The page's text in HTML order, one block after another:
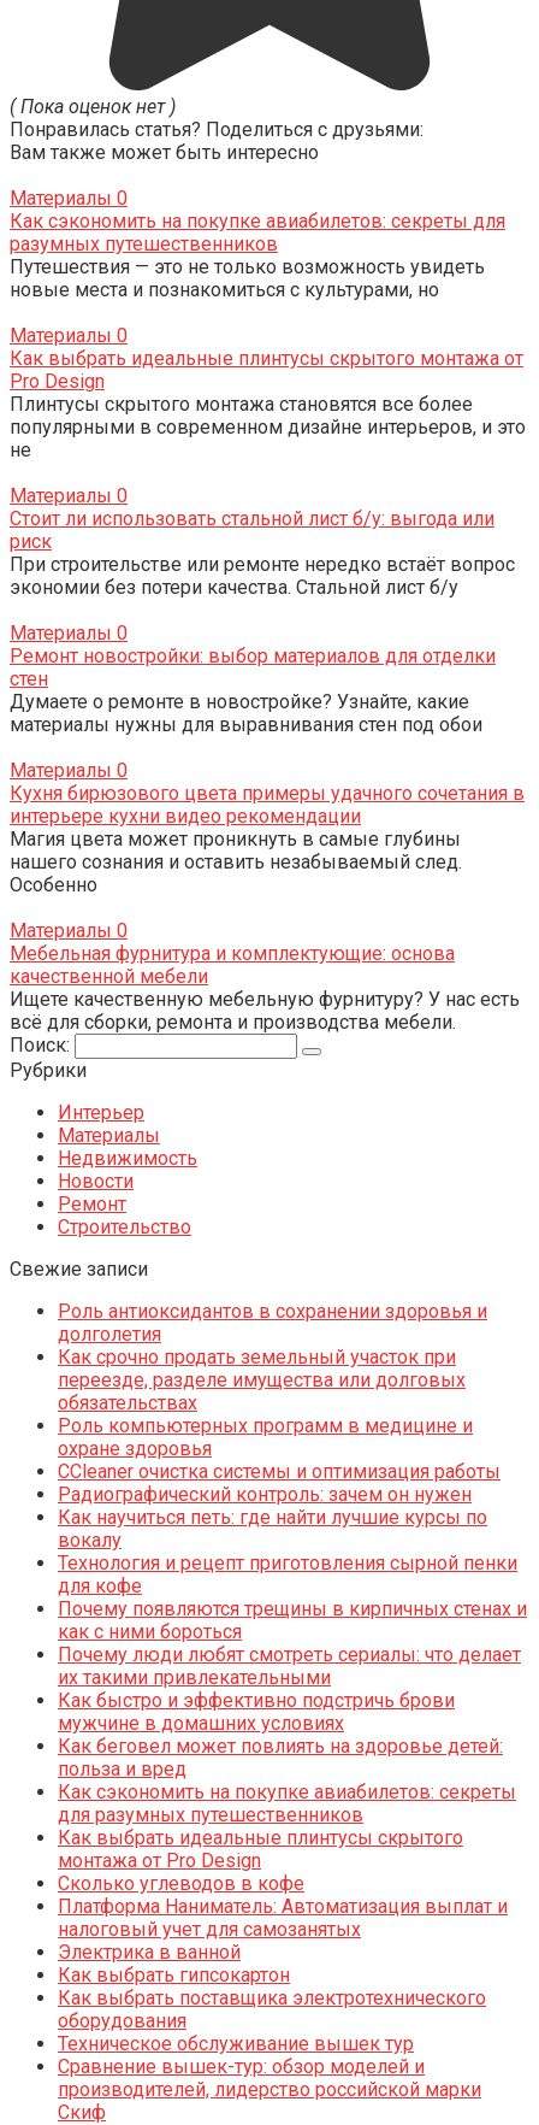
( Пока оценок нет )
Понравилась статья? Поделиться с друзьями:
Вам также может быть интересно
Материалы 0
Как сэкономить на покупке авиабилетов: секреты для
разумных путешественников
Путешествия — это не только возможность увидеть
новые места и познакомиться с культурами, но
Материалы 0
Как выбрать идеальные плинтусы скрытого монтажа от
Pro Design
Плинтусы скрытого монтажа становятся все более
популярными в современном дизайне интерьеров, и это
не
Материалы 0
Стоит ли использовать стальной лист б/у: выгода или
риск
При строительстве или ремонте нередко встаёт вопрос
экономии без потери качества. Стальной лист б/у
Материалы 0
Ремонт новостройки: выбор материалов для отделки
стен
Думаете о ремонте в новостройке? Узнайте, какие
материалы нужны для выравнивания стен под обои
Материалы 0
Кухня бирюзового цвета примеры удачного сочетания в
интерьере кухни видео рекомендации
Магия цвета может проникнуть в самые глубины
нашего сознания и оставить незабываемый след.
Особенно
Материалы 0
Мебельная фурнитура и комплектующие: основа
качественной мебели
Ищете качественную мебельную фурнитуру? У нас есть
всё для сборки, ремонта и производства мебели.
Поиск:
Рубрики
Интерьер
Материалы
Недвижимость
Новости
Ремонт
Строительство
Свежие записи
Роль антиоксидантов в сохранении здоровья и
долголетия
Как срочно продать земельный участок при
переезде, разделе имущества или долговых
обязательствах
Роль компьютерных программ в медицине и
охране здоровья
CCleaner очистка системы и оптимизация работы
Радиографический контроль: зачем он нужен
Как научиться петь: где найти лучшие курсы по
вокалу
Технология и рецепт приготовления сырной пенки
для кофе
Почему появляются трещины в кирпичных стенах и
как с ними бороться
Почему люди любят смотреть сериалы: что делает
их такими привлекательными
Как быстро и эффективно подстричь брови
мужчине в домашних условиях
Как беговел может повлиять на здоровье детей:
польза и вред
Как сэкономить на покупке авиабилетов: секреты
для разумных путешественников
Как выбрать идеальные плинтусы скрытого
монтажа от Pro Design
Сколько углеводов в кофе
Платформа Наниматель: Автоматизация выплат и
налоговый учет для самозанятых
Электрика в ванной
Как выбрать гипсокартон
Как выбрать поставщика электротехнического
оборудования
Техническое обслуживание вышек тур
Сравнение вышек-тур: обзор моделей и
производителей, лидерство российской марки
Скиф